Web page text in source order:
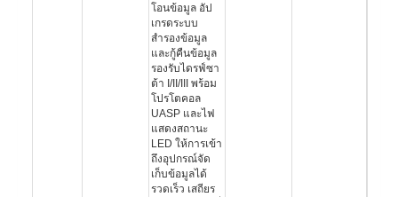
โอนข้อมูล อัป
เกรดระบบ
สำรองข้อมูล
และกู้คืนข้อมูล
รองรับไดรฟ์ซา
ต้า I/II/III พร้อม
โปรโตคอล
UASP และไฟ
แสดงสถานะ
LED ให้การเข้า
ถึงอุปกรณ์จัด
เก็บข้อมูลได้
รวดเร็ว เสถียร